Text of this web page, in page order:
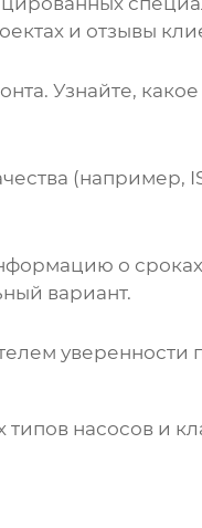
и отзывы
Узнайте,
(например,
о сроках
вариант.
уверенности
насосов и